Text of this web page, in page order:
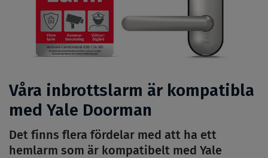
Våra inbrottslarm är kompatibla
med Yale Doorman
Det finns flera fördelar med att ha ett
hemlarm som är kompatibelt med Yale